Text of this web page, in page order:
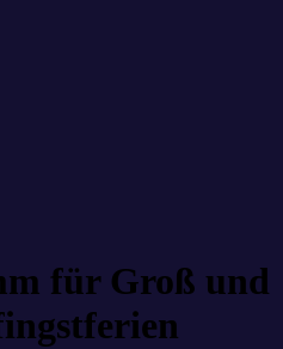
für Groß und